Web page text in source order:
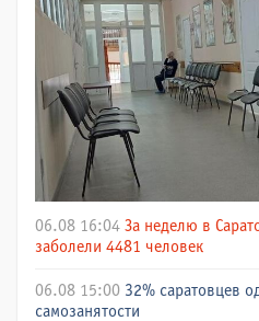
06.08 16:04 За неделю в
заболели 4481 человек
06.08 15:00 32% саратовцев
самозанятости